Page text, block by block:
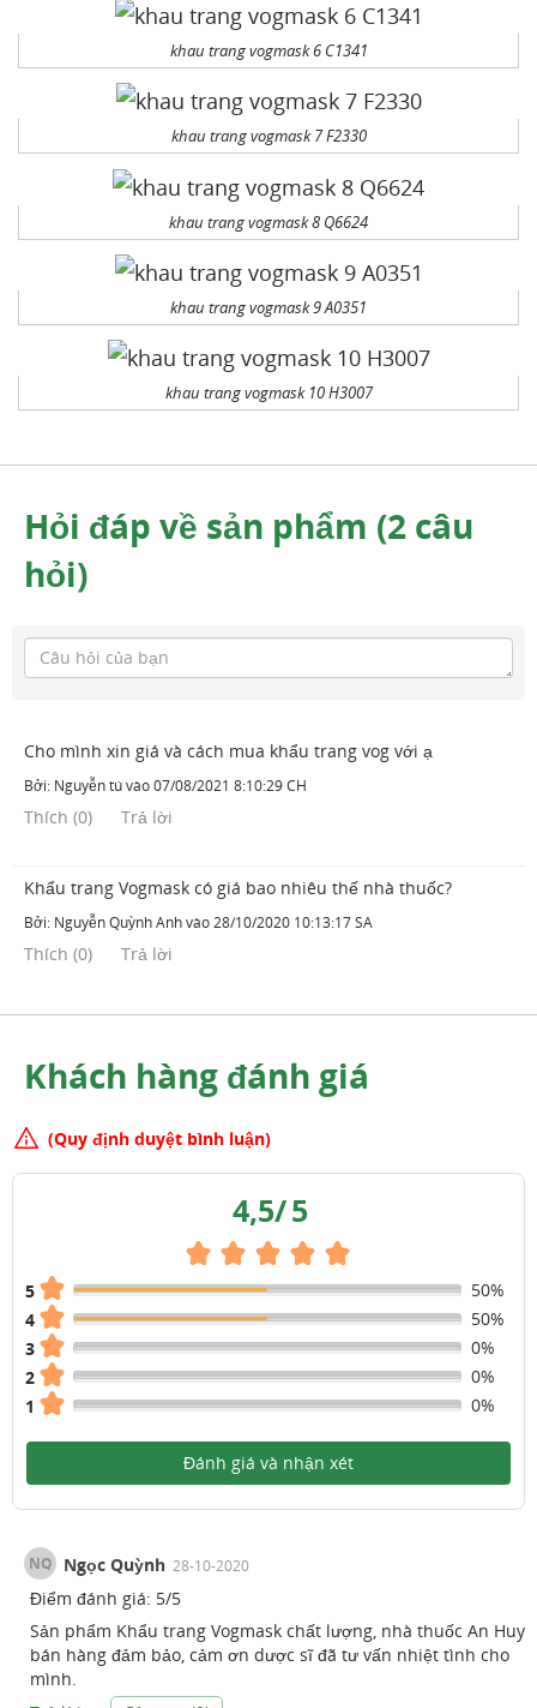
khau trang vogmask 6 C1341
khau trang vogmask 7 F2330
khau trang vogmask 8 Q6624
khau trang vogmask 9 A0351
khau trang vogmask 10 H3007
Hỏi đáp về sản phẩm (2 câu
hỏi)
Cho mình xin giá và cách mua khẩu trang vog với ạ
Bởi: Nguyễn túvào07/08/2021 8:10:29 CH
Thích (0) Trả lời
Khẩu trang Vogmask có giá bao nhiêu thế nhà thuốc?
Bởi: Nguyễn Quỳnh Anhvào28/10/2020 10:13:17 SA
Thích (0) Trả lời
Khách hàng đánh giá
(Quy định duyệt bình luận)
4,5/5
5
50%
4
50%
3
0%
2
0%
1
0%
Đánh giá và nhận xét
NQ Ngọc Quỳnh 28-10-2020
Điểm đánh giá: 5/5
Sản phẩm Khẩu trang Vogmask chất lượng, nhà thuốc An Huy
bán hàng đảm bảo, cảm ơn dược sĩ đã tư vấn nhiệt tình cho
mình.